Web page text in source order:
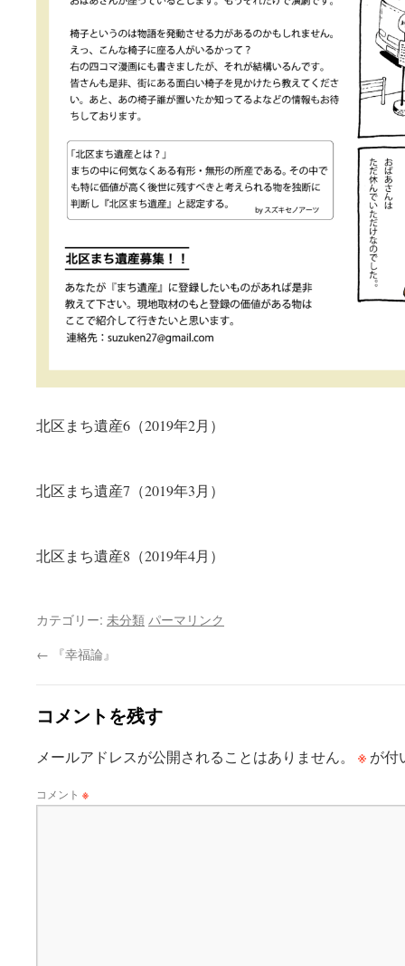
北区まち遺産6（2019年2月）
北区まち遺産7（2019年3月）
北区まち遺産8（2019年4月）
カテゴリー: 未分類 パーマリンク
← 『幸福論』
コメントを残す
メールアドレスが公開されることはありません。 ※ が付
コメント ※